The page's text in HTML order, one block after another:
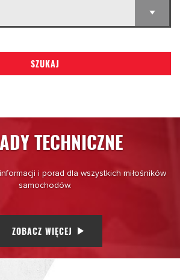
SZUKAJ
TECHNICZNE
i porad dla wszystkich miłośników
samochodów.
ZOBACZ WIĘCEJ